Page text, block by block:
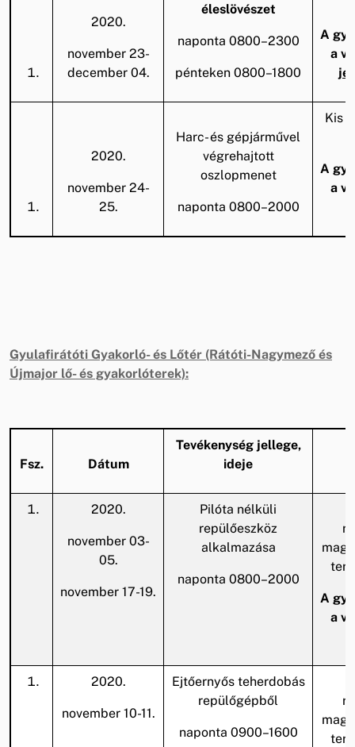
2020.
november 23-
december 04.
éleslövészet
naponta 0800–2300
pénteken 0800–1800
A
a
2020.
november 24-
25.
Harc- és gépjárművel
végrehajtott
oszlopmenet
naponta 0800–2000
Kis
A
a
Gyulafirátóti Gyakorló- és Lőtér (Rátóti-Nagymező és
Újmajor lő- és gyakorlóterek):
Fsz. Dátum
Tevékenység jellege,
ideje
2020.
november 03-
05.
november 17-19.
Pilóta nélküli
repülőeszköz
alkalmazása
naponta 0800–2000
A
a
2020.
november 10-11.
Ejtőernyős teherdobás
repülőgépből
naponta 0900–1600